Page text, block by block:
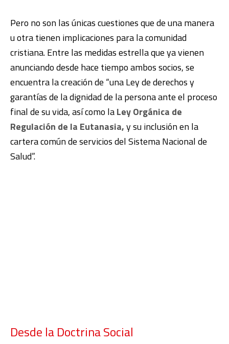
Pero no son las únicas cuestiones que de una manera
u otra tienen implicaciones para la comunidad
cristiana. Entre las medidas estrella que ya vienen
anunciando desde hace tiempo ambos socios, se
encuentra la creación de “una Ley de derechos y
garantías de la dignidad de la persona ante el proceso
final de su vida, así como laLey Orgánica de
Regulación de la Eutanasia,y su inclusión en la
cartera común de servicios del Sistema Nacional de
Salud”.
Desde la Doctrina Social